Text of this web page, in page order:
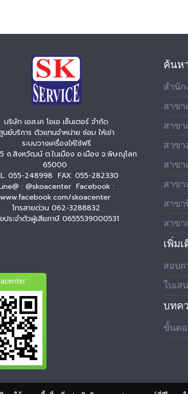
บริษัท เอส.เค โอเอ เซ็นเตอร์ จำกัด
นย์บริการ ตัวแทนจำหน่าย ซ่อม ให้เช่า
ระบบวางเครื่องให้ใช้ฟรี
ถ.สิงหวัฒน์ ต.ในเมือง อ.เมือง จ.พิษณุโลก
65000
055-248998 FAX. 055-282330
: @skoacenter Facebook :
www.facebook.com/skoacenter
โทรสายด่วน 062-3288832
ประจำตัวผู้เสียภาษี 0655539000531
ค้นห
สำนั
สาขา
สาขา
สาข
สาข
สาขา
สาข
สาขา
เพิ่มเ
สอบถ
ใบเส
บทค
ขั้นต